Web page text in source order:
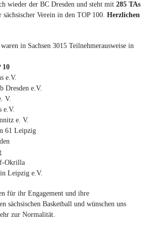
wieder der BC Dresden und steht mit 285 TAs
sächsischer Verein in den TOP 100. Herzlichen
in Sachsen 3015 Teilnehmerausweise in
10
e.V.
Dresden e.V.
V.
e.V.
e. V.
61 Leipzig
Okrilla
Leipzig e.V.
für ihr Engagement und ihre
sächsischen Basketball und wünschen uns
zur Normalität.